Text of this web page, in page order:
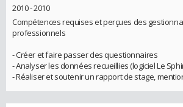
2010 - 2010
Compétences requises et perçues des
professionnels
- Créer et faire passer des questionnaires
- Analyser les données recueillies (logiciel Le
- Réaliser et soutenir un rapport de stage,